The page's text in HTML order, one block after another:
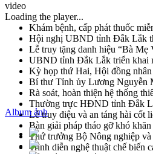
video
Loading the player...
Khám bệnh, cấp phát thuốc
Hội nghị UBND tỉnh Đắk Lắk
Lễ truy tặng danh hiệu “Bà
UBND tỉnh Đắk Lắk triển khai
Kỳ họp thứ Hai, Hội đồng
Bí thư Tỉnh ủy Lương Nguyễn
Rà soát, hoàn thiện hệ thống
Thường trực HĐND tỉnh Đắk
Lễ truy điệu và an táng hài cốt
Bàn giải pháp tháo gỡ khó
Thứ trưởng Bộ Nông nghiệp
Trình diễn nghệ thuật chế biến
Album ảnh